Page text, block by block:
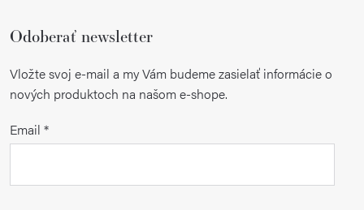
Odoberať newsletter
Vložte svoj e-mail a my Vám budeme zasielať informácie o
nových produktoch na našom e-shope.
Email